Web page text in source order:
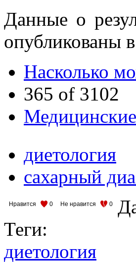
Данные о
опубликованы
Насколько
365 of 3102
диетология
сахарный
Нравится 0 Не нравится 0
Теги:
диетология